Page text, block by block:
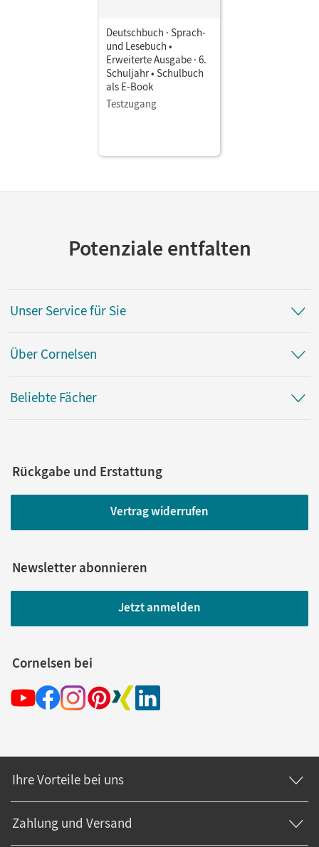
Deutschbuch · Sprach-
und Lesebuch •
Erweiterte Ausgabe · 6.
Schuljahr • Schulbuch
als E-Book
Testzugang
Potenziale entfalten
Unser Service für Sie
Über Cornelsen
Beliebte Fächer
Rückgabe und Erstattung
Vertrag widerrufen
Newsletter abonnieren
Jetzt anmelden
Cornelsen bei
Ihre Vorteile bei uns
Zahlung und Versand